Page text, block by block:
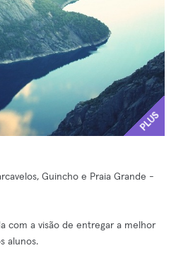
PLUS
Guincho e Praia Grande -
com a visão de entregar a melhor
alunos.